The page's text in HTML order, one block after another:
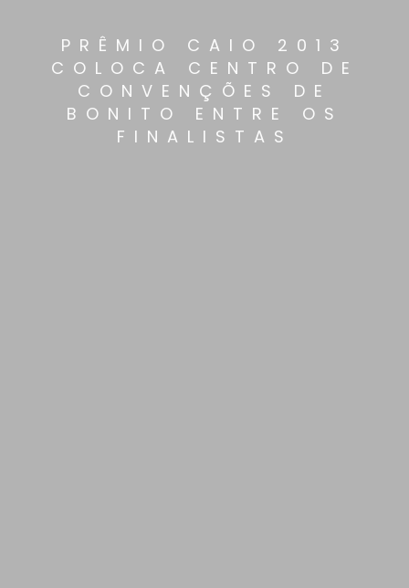
PRÊMIO CAIO 2013
COLOCA CENTRO DE
CONVENÇÕES DE
BONITO ENTRE OS
FINALISTAS